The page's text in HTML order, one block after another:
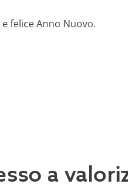
felice Anno Nuovo.
a